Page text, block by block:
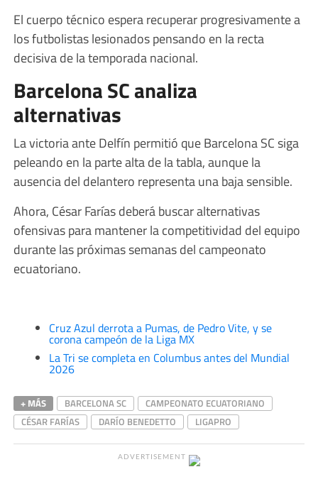
El cuerpo técnico espera recuperar progresivamente a
los futbolistas lesionados pensando en la recta
decisiva de la temporada nacional.
Barcelona SC analiza
alternativas
La victoria ante Delfín permitió que Barcelona SC siga
peleando en la parte alta de la tabla, aunque la
ausencia del delantero representa una baja sensible.
Ahora, César Farías deberá buscar alternativas
ofensivas para mantener la competitividad del equipo
durante las próximas semanas del campeonato
ecuatoriano.
Cruz Azul derrota a Pumas, de Pedro Vite, y se
corona campeón de la Liga MX
La Tri se completa en Columbus antes del Mundial
2026
+ MÁS BARCELONA SC
CAMPEONATO ECUATORIANO
CÉSAR FARÍAS
DARÍO BENEDETTO LIGAPRO
ADVERTISEMENT